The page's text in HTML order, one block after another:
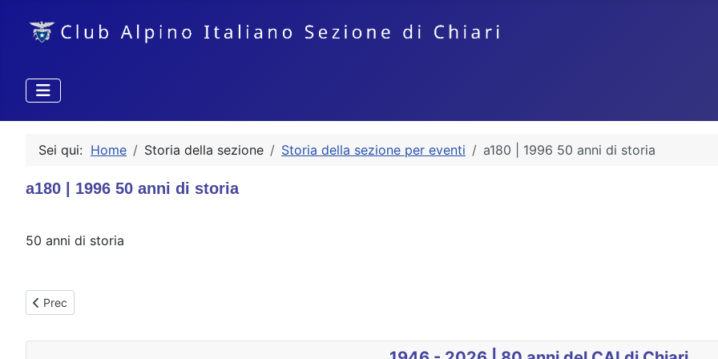
Sei qui: Home Storia della sezione Storia della sezione per eventi a180 | 1996 50 anni di storia
a180 | 1996 50 anni di storia
50 anni di storia
Articolo precedente: a170 | 1994 - Nasce il gruppo Speleo, Gianni Paneroni
Prec